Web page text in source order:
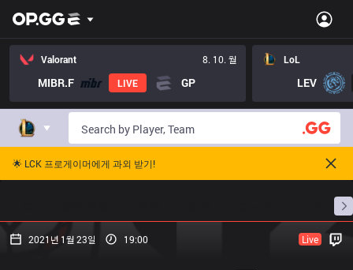
Valorant 8. 10. 월
MIBR.F LIVE GP
LoL
LEV
🌟 LCK 프로게이머에게 과외 받기!
프로빌
2021년 1월 23일 19:00 Live